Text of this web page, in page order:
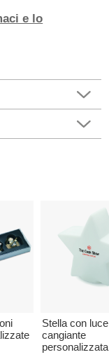
e lo
Stella con luce
cangiante
personalizzata